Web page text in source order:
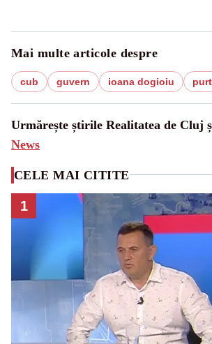
Mai multe articole despre
cub guvern ioana dogioiu
Urmărește știrile Realitatea de Cluj
News
CELE MAI CITITE
1